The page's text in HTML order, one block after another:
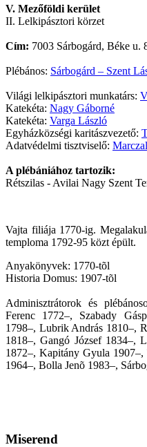
V. Mezőföldi kerület
II. Lelkipásztori körzet
Cím: 7003 Sárbogárd, Béke u.
Plébános: Sárbogárd – Szent
Világi lelkipásztori munkatárs:
Katekéta: Nagy Gáborné
Katekéta: Varga László
Egyházközségi karitászvezető:
Adatvédelmi tisztviselő:
A plébániához tartozik:
Rétszilas - Avilai Nagy Szent
Vajta filiája 1770-ig.
temploma 1792-95 közt épült.
Anyakönyvek: 1770-tõl
Historia Domus: 1907-tõl
Adminisztrátorok és
Ferenc 1772–, Szabady
1798–, Lubrik András 1810–,
1818–, Gangó József 1834–,
1872–, Kapitány Gyula
1964–, Bolla Jenõ 1983–,
Miserend